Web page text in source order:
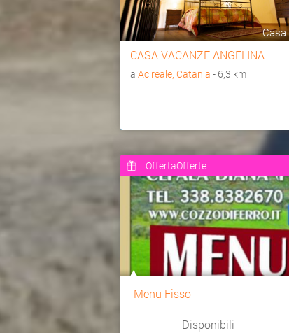
Casa
CASA VACANZE ANGELINA
a Acireale, Catania - 6,3 km
OffertaOfferte
Menu Fisso
Disponibili